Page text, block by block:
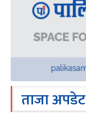
ताजा अपडेट